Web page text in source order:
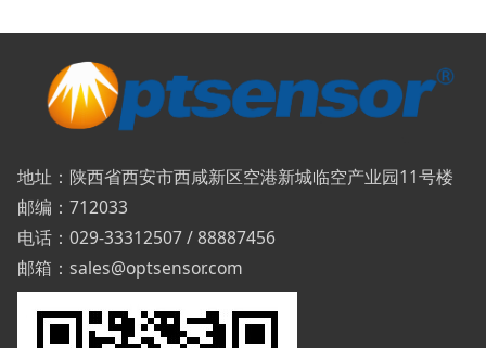
地址：陕西省西安市西咸新区空港新城临空产业园11号楼
邮编：712033
电话：029-33312507 / 88887456
邮箱：sales@optsensor.com